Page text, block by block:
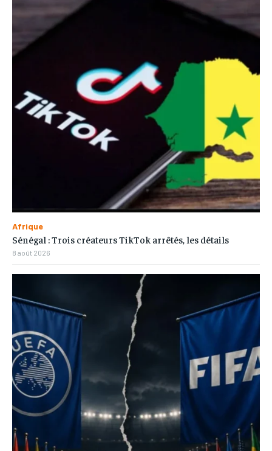
Afrique
Sénégal : Trois créateurs TikTok arrêtés, les détails
8 août 2026